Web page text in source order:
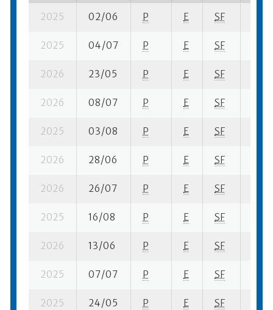
2025 02/06 P E SF
2025 04/07 P E SF
2026 23/05 P E SF
2026 08/07 P E SF
2025 03/08 P E SF
2026 28/06 P E SF
2026 26/07 P E SF
2025 16/08 P E SF
2026 13/06 P E SF
2025 07/07 P E SF
2025 24/05 P E SF